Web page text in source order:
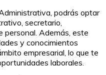
podrás optar
secretario,
personal. Además, este
y conocimientos
empresarial, lo que te
laborales.